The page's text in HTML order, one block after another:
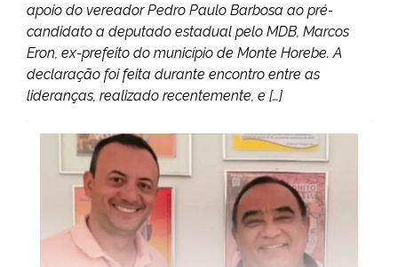
apoio do vereador Pedro Paulo Barbosa ao pré-
candidato a deputado estadual pelo MDB, Marcos
Eron, ex-prefeito do município de Monte Horebe. A
declaração foi feita durante encontro entre as
lideranças, realizado recentemente, e […]